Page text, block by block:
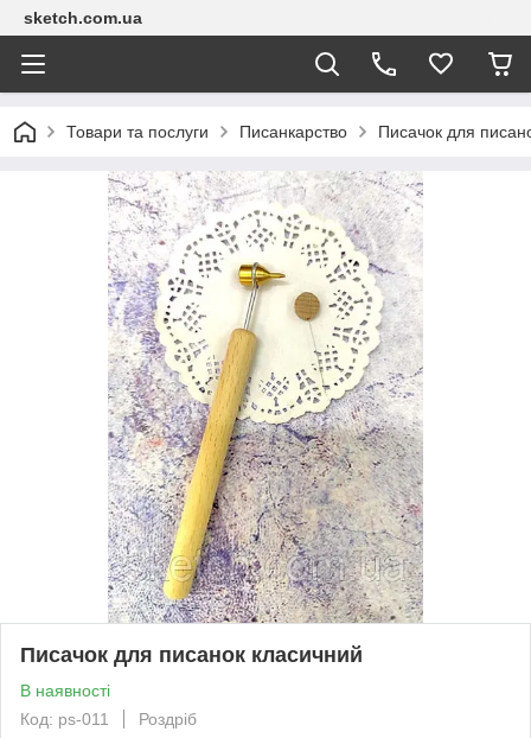
sketch.com.ua
Товари та послуги Писанкарство Писачок для
Писачок для писанок класичний
В наявності
Код: ps-011
Роздріб